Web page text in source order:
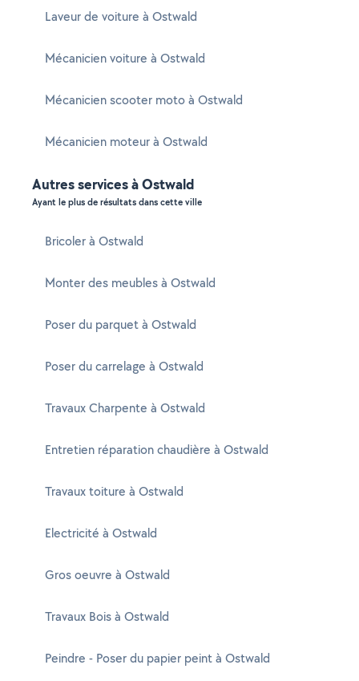
Laveur de voiture à Ostwald
Mécanicien voiture à Ostwald
Mécanicien scooter moto à Ostwald
Mécanicien moteur à Ostwald
Autres services à Ostwald
Ayant le plus de résultats dans cette ville
Bricoler à Ostwald
Monter des meubles à Ostwald
Poser du parquet à Ostwald
Poser du carrelage à Ostwald
Travaux Charpente à Ostwald
Entretien réparation chaudière à Ostwald
Travaux toiture à Ostwald
Electricité à Ostwald
Gros oeuvre à Ostwald
Travaux Bois à Ostwald
Peindre - Poser du papier peint à Ostwald